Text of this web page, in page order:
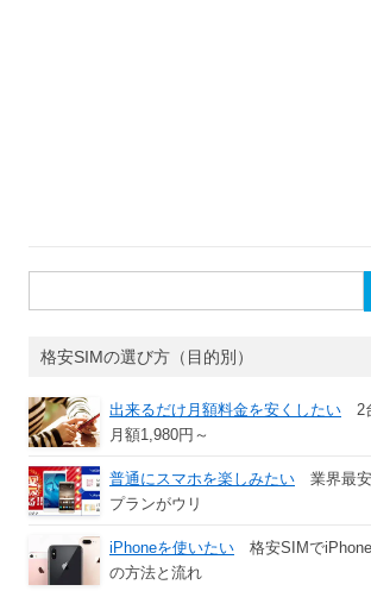
索:
格安SIMの選び方（目的別）
出来るだけ月額料金を安くしたい 2
月額1,980円～
普通にスマホを楽しみたい 業界最
プランがウリ
iPhoneを使いたい 格安SIMで
の方法と流れ